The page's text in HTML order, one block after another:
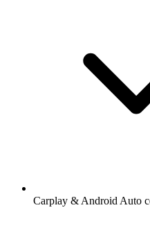
Carplay & Android Auto